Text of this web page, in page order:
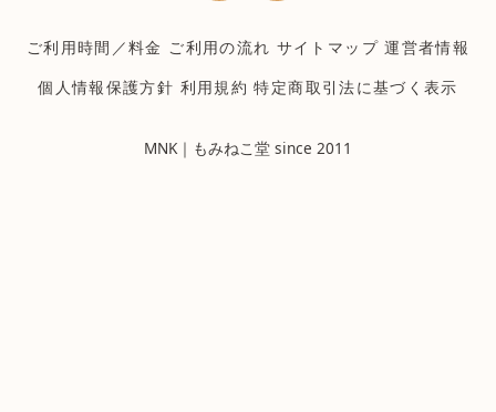
ご利用時間／料金 ご利用の流れ サイトマップ 運営者情報
個人情報保護方針 利用規約 特定商取引法に基づく表示
MNK｜もみねこ堂 since 2011